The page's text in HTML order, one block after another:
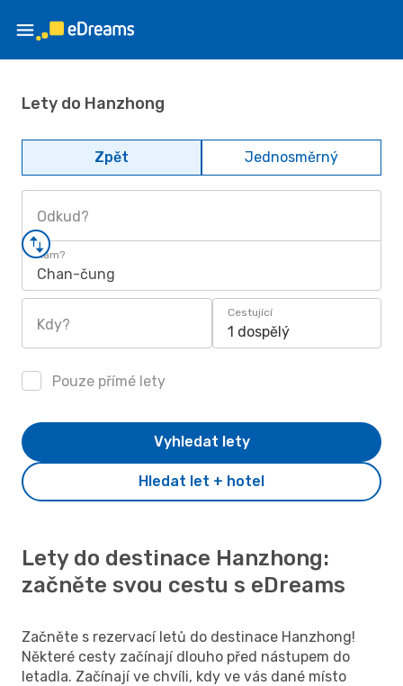
Lety do Hanzhong
Zpět Jednosměrný
Odkud?
Kam?
Chan-čung
Kdy?
Cestující
1 dospělý
Pouze přímé lety
Hledat let + hotel
Vyhledat lety
Lety do destinace Hanzhong:
začněte svou cestu s eDreams
Začněte s rezervací letů do destinace Hanzhong!
Některé cesty začínají dlouho před nástupem do
letadla. Začínají ve chvíli, kdy ve vás dané místo